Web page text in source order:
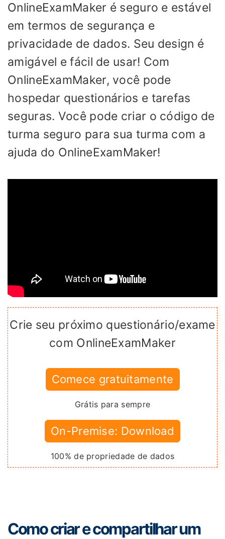
OnlineExamMaker é seguro e estável
em termos de segurança e
privacidade de dados. Seu design é
amigável e fácil de usar! Com
OnlineExamMaker, você pode
hospedar questionários e tarefas
seguras. Você pode criar o código de
turma seguro para sua turma com a
ajuda do OnlineExamMaker!
Crie seu próximo questionário/exame
com OnlineExamMaker
Comece gratuitamente
Grátis para sempre
On-Premise: Download
100% de propriedade de dados
Como criar e compartilhar um